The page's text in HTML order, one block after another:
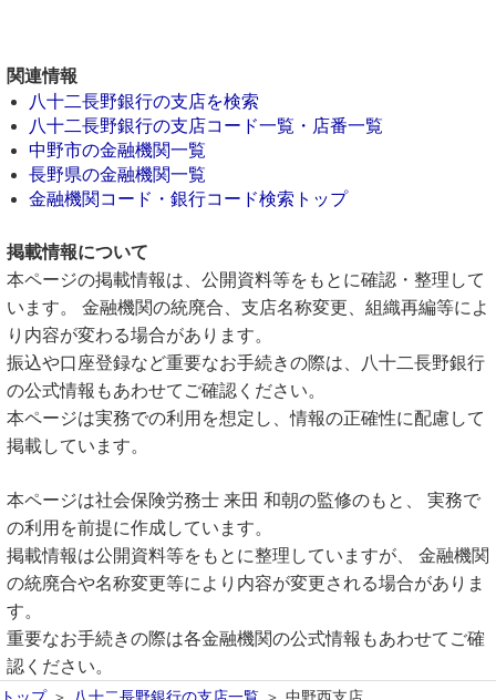
関連情報
八十二長野銀行の支店を検索
八十二長野銀行の支店コード一覧・店番一覧
中野市の金融機関一覧
長野県の金融機関一覧
金融機関コード・銀行コード検索トップ
掲載情報について
本ページの掲載情報は、公開資料等をもとに確認・整理して
います。 金融機関の統廃合、支店名称変更、組織再編等によ
り内容が変わる場合があります。
振込や口座登録など重要なお手続きの際は、八十二長野銀行
の公式情報もあわせてご確認ください。
本ページは実務での利用を想定し、情報の正確性に配慮して
掲載しています。
本ページは社会保険労務士 来田 和朝の監修のもと、 実務で
の利用を前提に作成しています。
掲載情報は公開資料等をもとに整理していますが、 金融機関
の統廃合や名称変更等により内容が変更される場合がありま
す。
重要なお手続きの際は各金融機関の公式情報もあわせてご確
認ください。